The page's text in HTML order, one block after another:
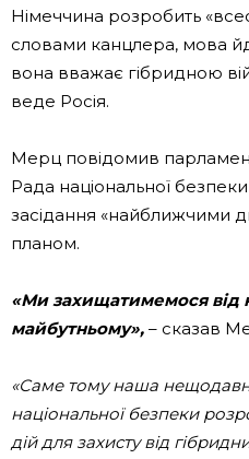
Німеччина розробить
словами канцлера, мова
вона вважає гібридною
веде Росія.
Мерц повідомив
Рада національної
засідання «найближчими
планом.
«Ми захищатимемося від
майбутньому», – сказав
«Саме тому наша
національної безпеки
дій для захисту від